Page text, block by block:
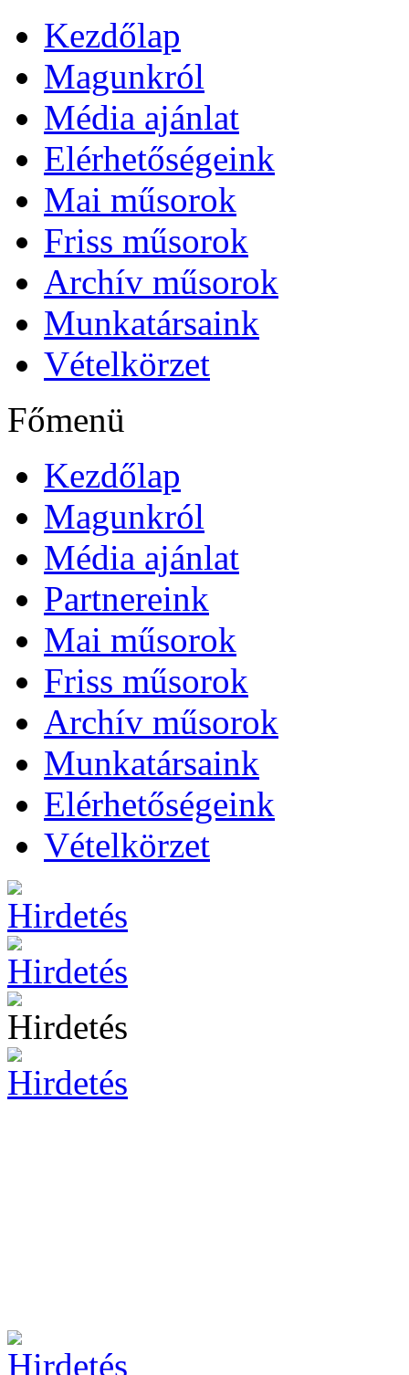
Kezdőlap
Magunkról
Média ajánlat
Elérhetőségeink
Mai műsorok
Friss műsorok
Archív műsorok
Munkatársaink
Vételkörzet
Főmenü
Kezdőlap
Magunkról
Média ajánlat
Partnereink
Mai műsorok
Friss műsorok
Archív műsorok
Munkatársaink
Elérhetőségeink
Vételkörzet